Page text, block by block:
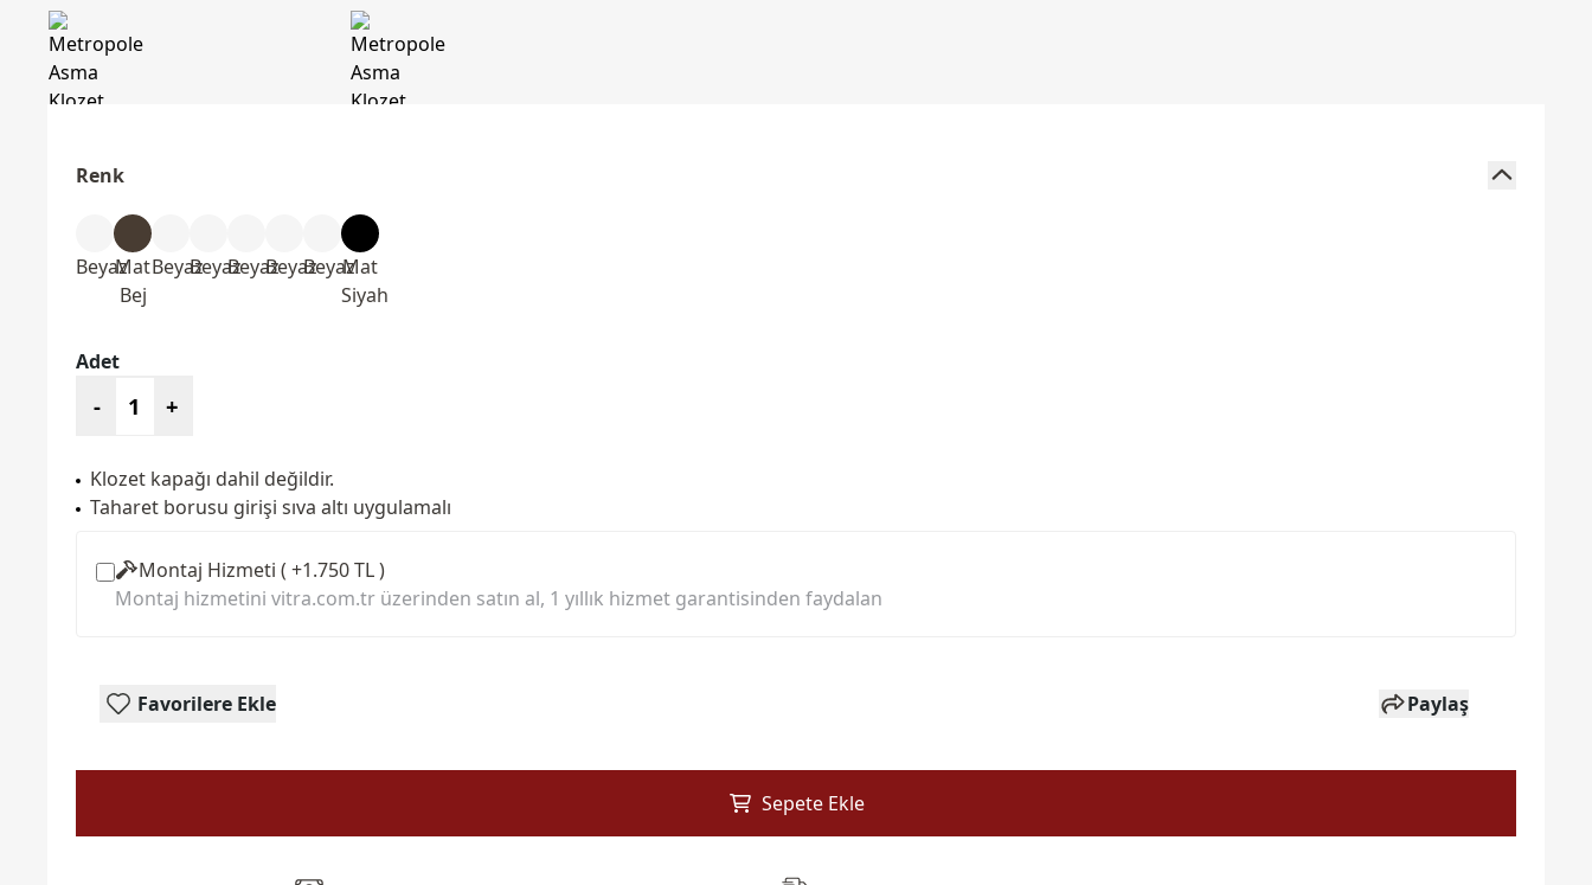
Renk
BeyazMat
Bej
BeyazBeyazBeyazBeyazBeyazMat
Siyah
Adet
- +
Klozet kapağı dahil değildir.
Taharet borusu girişi sıva altı uygulamalı
Montaj Hizmeti ( +1.750 TL )
Montaj hizmetini vitra.com.tr üzerinden satın al, 1 yıllık hizmet garantisinden faydalan
Favorilere Ekle Paylaş
Sepete Ekle